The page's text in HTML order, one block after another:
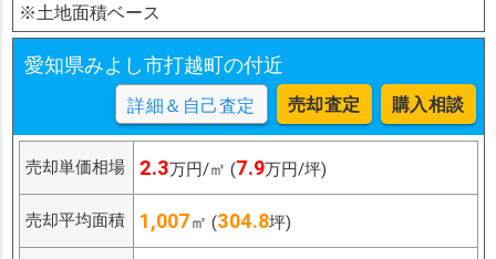
※土地面積ベース
愛知県みよし市打越町の付近
詳細＆自己査定 売却査定 購入相談
売却単価相場 2.3万円/㎡ (7.9万円/坪)
売却平均面積 1,007㎡ (304.8坪)